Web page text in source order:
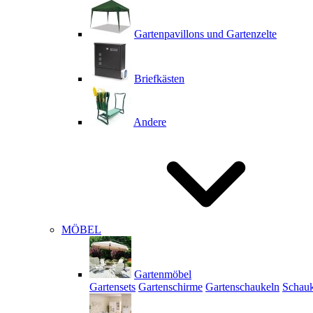
Gartenpavillons und Gartenzelte
Briefkästen
Andere
MÖBEL
Gartenmöbel
Gartensets Gartenschirme Gartenschaukeln